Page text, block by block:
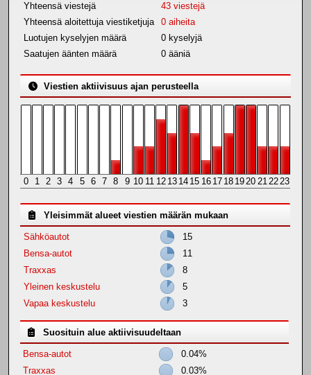
Yhteensä viestejä
43 viestejä
Yhteensä aloitettuja viestiketjuja
0 aiheita
Luotujen kyselyjen määrä
0 kyselyjä
Saatujen äänten määrä
0 ääniä
Viestien aktiivisuus ajan perusteella
0 1 2 3 4 5 6 7 8 9 10 11 12 13 14 15 16 17 18 1920 212223
Yleisimmät alueet viestien määrän mukaan
Sähköautot
15
Bensa-autot
11
Traxxas
8
Yleinen keskustelu
5
Vapaa keskustelu
3
Suosituin alue aktiivisuudeltaan
Bensa-autot
0.04%
Traxxas
0.03%